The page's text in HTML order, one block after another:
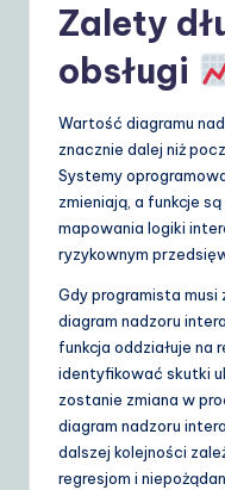
Zalety
obsługi
Wartość diagramu
znacznie dalej niż
Systemy
zmieniają, a funkcje
mapowania logiki
ryzykownym
Gdy programista musi
diagram nadzoru
funkcja oddziałuje na
identyfikować skutki
zostanie zmiana w
diagram nadzoru
dalszej kolejności
regresjom i